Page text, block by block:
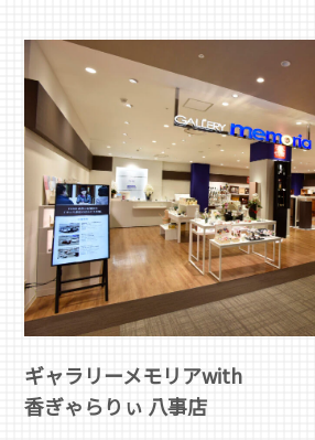
ギャラリーメモリアwith
香ぎゃらりぃ 八事店